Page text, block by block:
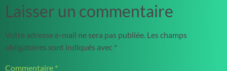
Laisser un commentaire
Votre adresse e-mail ne sera pas publiée. Les champs
obligatoires sont indiqués avec *
Commentaire *